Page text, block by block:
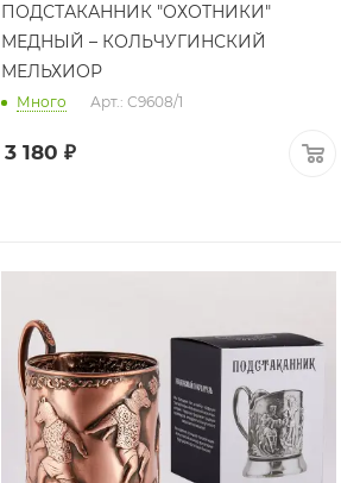
ПОДСТАКАННИК "ОХОТНИКИ"
МЕДНЫЙ – КОЛЬЧУГИНСКИЙ
МЕЛЬХИОР
Много Арт.: С9608/1
3 180 ₽